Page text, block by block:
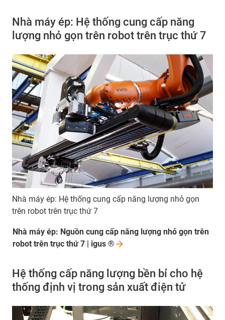
Nhà máy ép: Hệ thống cung cấp năng
lượng nhỏ gọn trên robot trên trục thứ 7
Nhà máy ép: Hệ thống cung cấp năng lượng nhỏ gọn
trên robot trên trục thứ 7
Nhà máy ép: Nguồn cung cấp năng lượng nhỏ gọn trên
robot trên trục thứ 7 | igus ®
Hệ thống cấp năng lượng bền bỉ cho hệ
thống định vị trong sản xuất điện tử